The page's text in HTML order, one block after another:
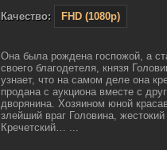
Качество:
FHD (1080p)
Она была рождена госпожой, а
своего благодетеля, князя
узнает, что на самом деле она
продана с аукциона вместе с
дворянина. Хозяином юной
злейший враг Головина,
Кречетский… ...